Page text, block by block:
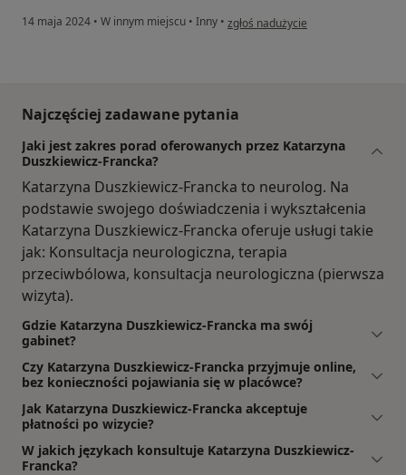
14 maja 2024 • W innym miejscu • Inny • w opinii użytkownika Cezary
zgłoś nadużycie
Najczęściej zadawane pytania
Jaki jest zakres porad oferowanych przez Katarzyna
Duszkiewicz-Francka?
Katarzyna Duszkiewicz-Francka to neurolog. Na
podstawie swojego doświadczenia i wykształcenia
Katarzyna Duszkiewicz-Francka oferuje usługi takie
jak: Konsultacja neurologiczna, terapia
przeciwbólowa, konsultacja neurologiczna (pierwsza
wizyta).
Gdzie Katarzyna Duszkiewicz-Francka ma swój
gabinet?
Czy Katarzyna Duszkiewicz-Francka przyjmuje online,
bez konieczności pojawiania się w placówce?
Jak Katarzyna Duszkiewicz-Francka akceptuje
płatności po wizycie?
W jakich językach konsultuje Katarzyna Duszkiewicz-
Francka?